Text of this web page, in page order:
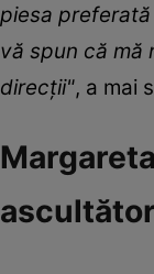
piesa
vă spun că mă
direcții", a mai